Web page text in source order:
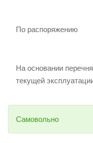
По распоряжению
На основании
текущей
Самовольно